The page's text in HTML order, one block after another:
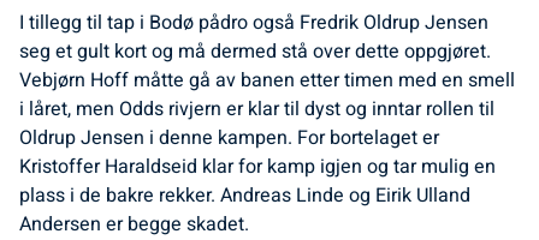
I tillegg til tap i Bodø pådro også Fredrik Oldrup Jensen
seg et gult kort og må dermed stå over dette oppgjøret.
Vebjørn Hoff måtte gå av banen etter timen med en smell
i låret, men Odds rivjern er klar til dyst og inntar rollen til
Oldrup Jensen i denne kampen. For bortelaget er
Kristoffer Haraldseid klar for kamp igjen og tar mulig en
plass i de bakre rekker. Andreas Linde og Eirik Ulland
Andersen er begge skadet.